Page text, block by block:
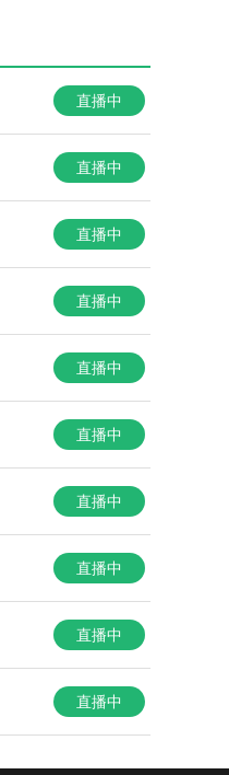
直播中
直播中
直播中
直播中
直播中
直播中
直播中
直播中
直播中
直播中